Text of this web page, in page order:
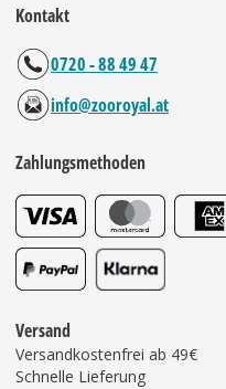
Kontakt
0720 - 88 49 47
info@zooroyal.at
Zahlungsmethoden
Versand
Versandkostenfrei ab 49€
Schnelle Lieferung